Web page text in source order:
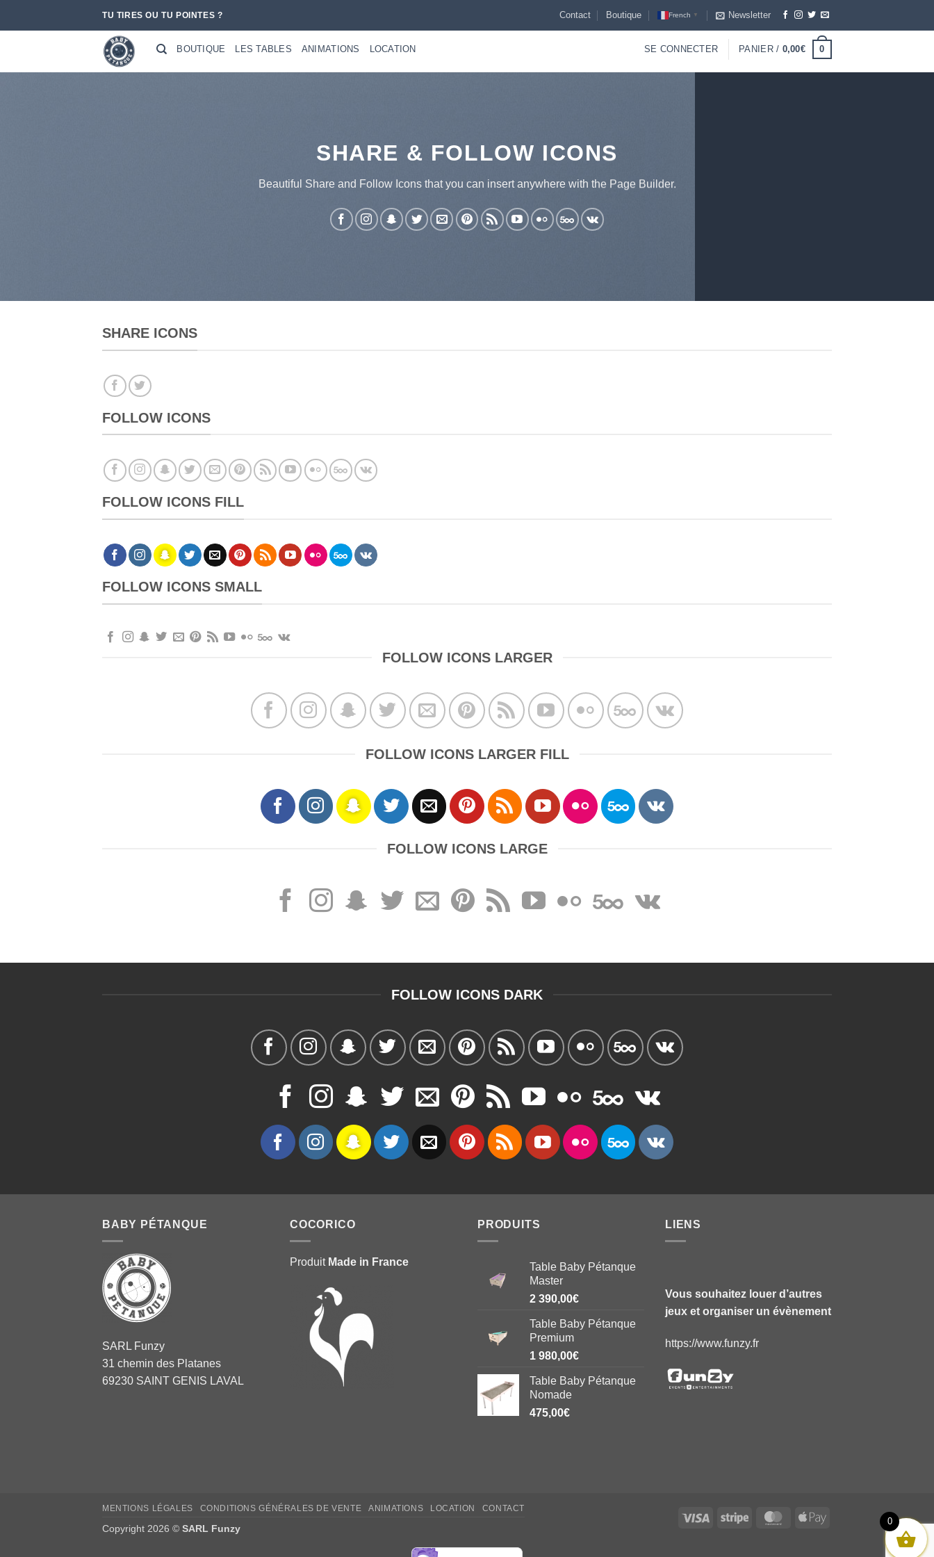
TU TIRES OU TU POINTES ? Contact Boutique French ▼ Newsletter
BOUTIQUE LES TABLES ANIMATIONS LOCATION SE CONNECTER PANIER / 0,00€ 0
SHARE & FOLLOW ICONS
Beautiful Share and Follow Icons that you can insert anywhere with the Page Builder.
SHARE ICONS
FOLLOW ICONS
FOLLOW ICONS FILL
FOLLOW ICONS SMALL
FOLLOW ICONS LARGER
FOLLOW ICONS LARGER FILL
FOLLOW ICONS LARGE
FOLLOW ICONS DARK
BABY PÉTANQUE
SARL Funzy
31 chemin des Platanes
69230 SAINT GENIS LAVAL
COCORICO
Produit Made in France
PRODUITS
Table Baby Pétanque
Master
2 390,00€
Table Baby Pétanque
Premium
1 980,00€
Table Baby Pétanque
Nomade
475,00€
LIENS
Vous souhaitez louer d’autres
jeux et organiser un évènement
https://www.funzy.fr
Visa Stripe MasterCardApple
MENTIONS LÉGALES CONDITIONS GÉNÉRALES DE VENTE ANIMATIONS LOCATION CONTACT
Copyright 2026 © SARL Funzy
0